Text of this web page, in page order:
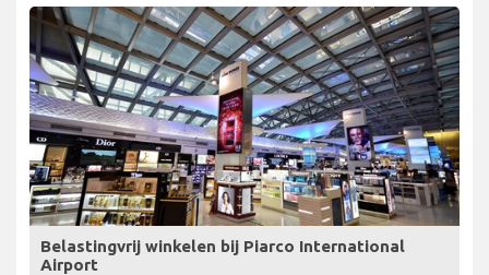
Belastingvrij winkelen bij Piarco International
Airport